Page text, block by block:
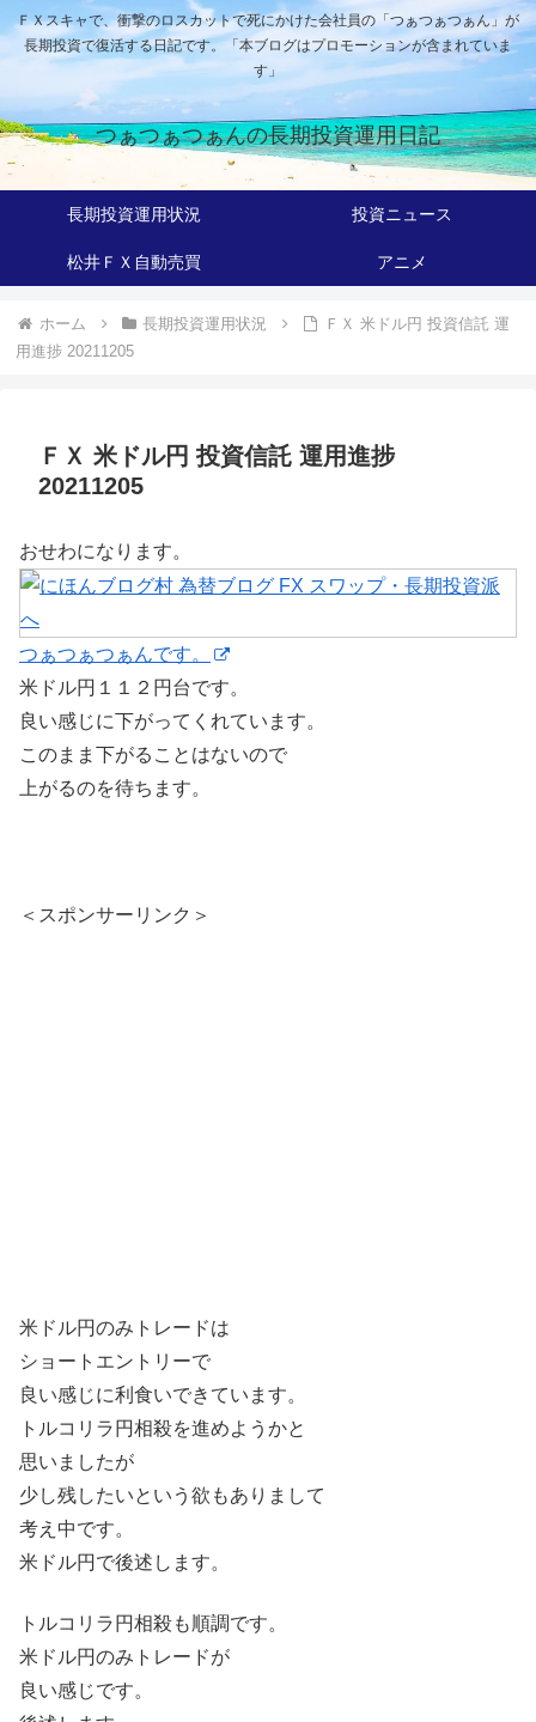
ＦＸスキャで、衝撃のロスカットで死にかけた会社員の「つぁつぁつぁん」が
長期投資で復活する日記です。「本ブログはプロモーションが含まれていま
す」
つぁつぁつぁんの長期投資運用日記
長期投資運用状況 投資ニュース
松井ＦＸ自動売買 アニメ
ホーム 長期投資運用状況
ＦＸ 米ドル円 投資信託 運
用進捗 20211205
ＦＸ 米ドル円 投資信託 運用進捗
20211205
おせわになります。
つぁつぁつぁんです。
米ドル円１１２円台です。
良い感じに下がってくれています。
このまま下がることはないので
上がるのを待ちます。
＜スポンサーリンク＞
米ドル円のみトレードは
ショートエントリーで
良い感じに利食いできています。
トルコリラ円相殺を進めようかと
思いましたが
少し残したいという欲もありまして
考え中です。
米ドル円で後述します。
トルコリラ円相殺も順調です。
米ドル円のみトレードが
良い感じです。